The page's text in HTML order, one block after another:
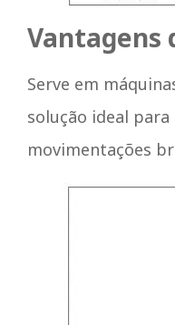
Vantagens
Serve em
solução ideal
movimentações